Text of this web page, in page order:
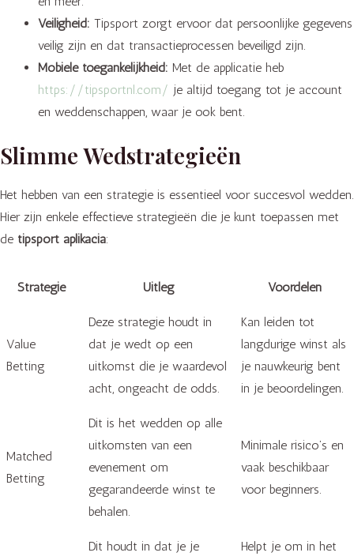
Veiligheid: Tipsport zorgt ervoor dat persoonlijke gegevens
veilig zijn en dat transactieprocessen beveiligd zijn.
Mobiele toegankelijkheid: Met de applicatie heb
https://tipsportnl.com/ je altijd toegang tot je account
en weddenschappen, waar je ook bent.
Slimme Wedstrategieën
Het hebben van een strategie is essentieel voor succesvol wedden.
Hier zijn enkele effectieve strategieën die je kunt toepassen met
de tipsport aplikacia:
Strategie Uitleg Voordelen
Value
Betting
Deze strategie houdt in
dat je wedt op een
uitkomst die je waardevol
acht, ongeacht de odds.
Kan leiden tot
langdurige winst als
je nauwkeurig bent
in je beoordelingen.
Matched
Betting
Dit is het wedden op alle
uitkomsten van een
evenement om
gegarandeerde winst te
behalen.
Minimale risico’s en
vaak beschikbaar
voor beginners.
Dit houdt in dat je je
Helpt je om in het